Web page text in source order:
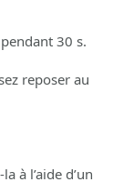
30 s.
reposer au
à l’aide d’un